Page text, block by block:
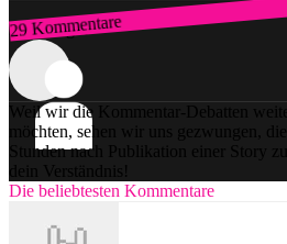
29 Kommentare
Zum Login
Weil wir die Kommentar-Debatten
möchten, sehen wir uns gezwungen,
Stunden nach Publikation einer Story
dein Verständnis!
Die beliebtesten Kommentare